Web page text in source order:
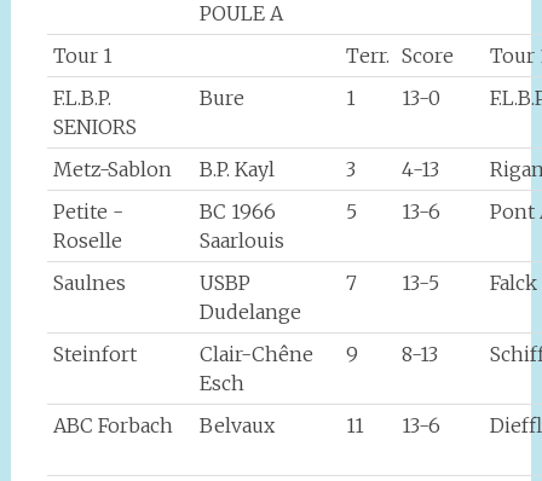
POULE A
Tour 1
Terr. Score
Tour
F.L.B.P.
SENIORS
Bure 1 13-0
Metz-Sablon B.P. Kayl 3 4-13
Petite -
Roselle
BC 1966
Saarlouis
5 13-6 Pont
Saulnes
USBP
Dudelange
7 13-5 Falck
Steinfort
Clair-Chêne
Esch
9 8-13
ABC Forbach Belvaux 11 13-6